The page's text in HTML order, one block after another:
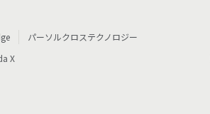
パーソルクロステクノロジー
X